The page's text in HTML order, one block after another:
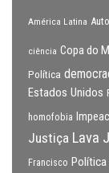
América Latina
ciência Copa do
Política
Estados Unidos
homofobia
Justiça Lava
Francisco Política